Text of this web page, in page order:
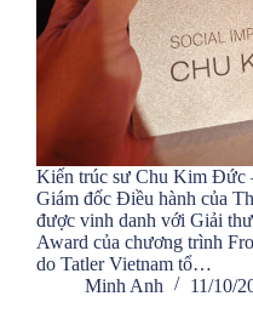
Kiến trúc sư Chu Kim Đức
Giám đốc Điều hành của
được vinh danh với Giải
Award của chương trình
do Tatler Vietnam tổ…
Minh Anh
11/10/